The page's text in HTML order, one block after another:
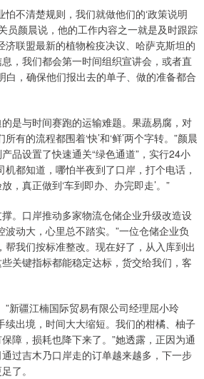
怕不清楚规则，我们就做他们的‘政策说明
员颜晨说，他的工作内容之一就是及时跟踪
济联盟最新的植物检疫决议、哈萨克斯坦的
，我们都会第一时间组织宣讲会，或者直
白，确保他们报出去的单子、做的准备都合
是与时间赛跑的运输难题。果蔬易腐，对
有的流程都围着‘快’和‘鲜’两个字转。”颜晨
品设置了快速通关“绿色通道”，实行24小
机都知道，哪怕半夜到了口岸，打个电话，
，真正做到‘车到即办、办完即走’。”
。口岸推动多家物流仓储企业升级改造设
波动大，心里总不踏实。”一位仓储企业负
帮我们按标准整改。现在好了，从入库到出
关键指标都能稳定达标，货交给我们，客
”新疆江楠国际贸易有限公司经理屈小玲
续出境，时间大大缩短。我们的柑橘、柚子
障，损耗也降下来了。”她透露，正因为通
过吉木乃口岸走的订单越来越多，下一步
了。